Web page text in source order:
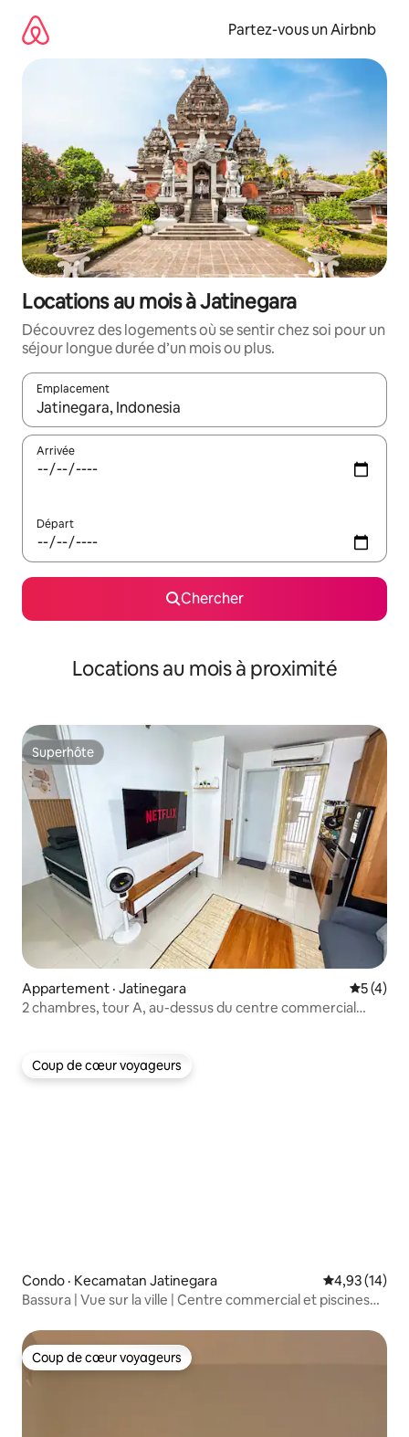
directement
contenu
Partez-vous un Airbnb
Locations au mois à Jatinegara
Découvrez des logements où se sentir chez soi pour un
séjour longue durée d’un mois ou plus.
Emplacement
Quand les résultats sont affichés, parcourez-les en utilisant
Arrivée
Départ
Chercher
Locations au mois à proximité
Superhôte
Superhôte
Appartement · Jatinegara Note
5 (4)
2 chambres, tour A, au-dessus du centre commercial
Coup de cœur voyageurs
Coup de cœur voyageurs
Condo · Kecamatan Jatinegara Note
4,93 (14)
Bassura | Vue sur la ville | Centre commercial et piscines
Coup de cœur voyageurs
Coup de cœur voyageurs